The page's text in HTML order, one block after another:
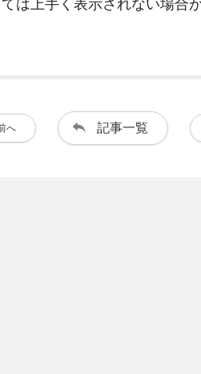
は上手く表示されない場合
へ 記事一覧